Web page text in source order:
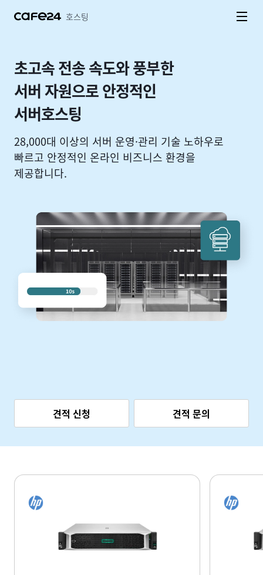
호스팅
초고속 전송 속도와 풍부한
서버 자원으로 안정적인
서버호스팅
28,000대 이상의 서버 운영·관리 기술 노하우로
빠르고 안정적인 온라인 비즈니스 환경을
제공합니다.
견적 신청 견적 문의